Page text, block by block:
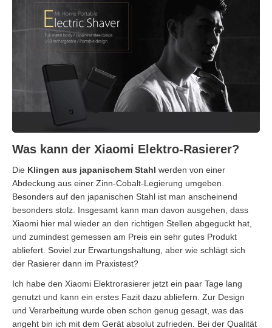
Was kann der Xiaomi Elektro-Rasierer?
Die Klingen aus japanischem Stahl werden von einer
Abdeckung aus einer Zinn-Cobalt-Legierung umgeben.
Besonders auf den japanischen Stahl ist man anscheinend
besonders stolz. Insgesamt kann man davon ausgehen, dass
Xiaomi hier mal wieder an den richtigen Stellen abgeguckt hat,
und zumindest gemessen am Preis ein sehr gutes Produkt
abliefert. Soviel zur Erwartungshaltung, aber wie schlägt sich
der Rasierer dann im Praxistest?
Ich habe den Xiaomi Elektrorasierer jetzt ein paar Tage lang
genutzt und kann ein erstes Fazit dazu abliefern. Zur Design
und Verarbeitung wurde oben schon genug gesagt, was das
angeht bin ich mit dem Gerät absolut zufrieden. Bei der Qualität